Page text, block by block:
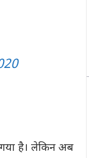
है। लेकिन अब